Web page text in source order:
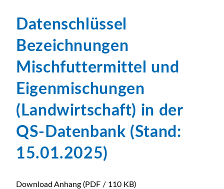
Datenschlüssel
Bezeichnungen
Mischfuttermittel und
Eigenmischungen
(Landwirtschaft) in der
QS-Datenbank (Stand:
15.01.2025)
Download Anhang (PDF / 110 KB)